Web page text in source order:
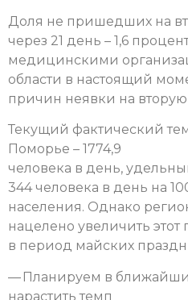
Доля не пришедших на
через 21 день – 1,6
медицинскими
области в настоящий
причин неявки на
Текущий фактический
Поморье – 1774,9
человека в день,
344 человека в день на
населения. Однако
нацелено увеличить этот
в период майских
— Планируем в
нарастить темп